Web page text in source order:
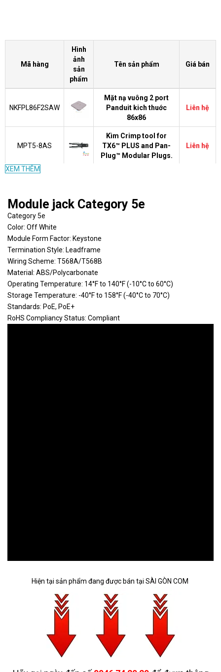
Mã hàng
Hình
ảnh
sản
phẩm
Tên sản phẩm Giá bán
NKFPL86F2SAW
Mặt nạ vuông 2 port
Panduit kich thuớc
86x86
Liên hệ
MPT5-8AS
Kìm Crimp tool for
TX6™ PLUS and Pan-
Plug™ Modular Plugs.
Liên hệ
MP588-C
Đầu bấm mạng Panduit
NK6X88MBU
NK6TMRD
NK6TMRD - Nhân mạng
NK6TMIW
NK6TMIW - Nhân mạng
XEM THÊM
Module jack Category 5e
Category 5e
Color: Off White
Module Form Factor: Keystone
Termination Style: Leadframe
Wiring Scheme: T568A/T568B
Material: ABS/Polycarbonate
Operating Temperature: 14°F to 140°F (-10°C to 60°C)
Storage Temperature: -40°F to 158°F (-40°C to 70°C)
Standards: PoE, PoE+
RoHS Compliancy Status: Compliant
Hiện tại sản phẩm đang được bán tại SÀI GÒN COM